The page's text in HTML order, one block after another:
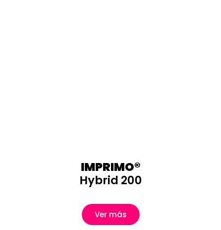
IMPRIMO®
Hybrid 200
Ver más